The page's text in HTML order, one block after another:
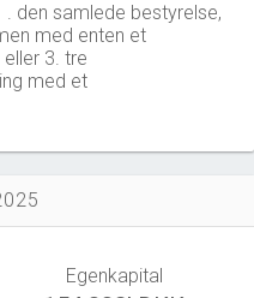
. den samlede bestyrelse,
med enten et
3. tre
med et
Egenkapital